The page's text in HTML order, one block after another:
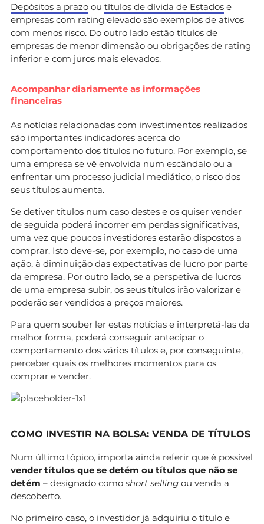
Depósitos a prazo ou títulos de dívida de Estados e
empresas com rating elevado são exemplos de ativos
com menos risco. Do outro lado estão títulos de
empresas de menor dimensão ou obrigações de rating
inferior e com juros mais elevados.
Acompanhar diariamente as informações
financeiras
As notícias relacionadas com investimentos realizados
são importantes indicadores acerca do
comportamento dos títulos no futuro. Por exemplo, se
uma empresa se vê envolvida num escândalo ou a
enfrentar um processo judicial mediático, o risco dos
seus títulos aumenta.
Se detiver títulos num caso destes e os quiser vender
de seguida poderá incorrer em perdas significativas,
uma vez que poucos investidores estarão dispostos a
comprar. Isto deve-se, por exemplo, no caso de uma
ação, à diminuição das expectativas de lucro por parte
da empresa. Por outro lado, se a perspetiva de lucros
de uma empresa subir, os seus títulos irão valorizar e
poderão ser vendidos a preços maiores.
Para quem souber ler estas notícias e interpretá-las da
melhor forma, poderá conseguir antecipar o
comportamento dos vários títulos e, por conseguinte,
perceber quais os melhores momentos para os
comprar e vender.
COMO INVESTIR NA BOLSA: VENDA DE TÍTULOS
Num último tópico, importa ainda referir que é possível
vender títulos que se detém ou títulos que não se
detém – designado como short selling ou venda a
descoberto.
No primeiro caso, o investidor já adquiriu o título e